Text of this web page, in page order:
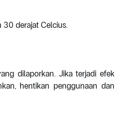
30 derajat Celcius.
dilaporkan. Jika terjadi efek
hentikan penggunaan dan